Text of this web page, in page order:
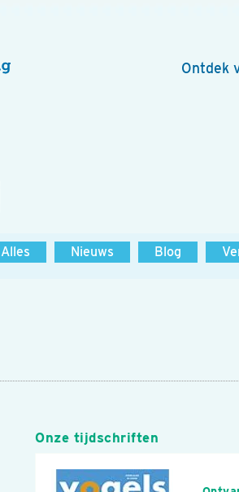
Ontdek
Alles Nieuws Blog
Onze tijdschriften